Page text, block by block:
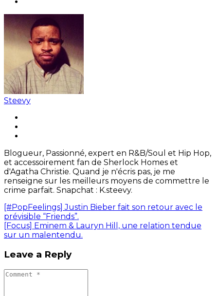
Steevy
Blogueur, Passionné, expert en R&B/Soul et Hip Hop,
et accessoirement fan de Sherlock Homes et
d'Agatha Christie. Quand je n'écris pas, je me
renseigne sur les meilleurs moyens de commettre le
crime parfait. Snapchat : K.steevy.
[#PopFeelings] Justin Bieber fait son retour avec le
prévisible “Friends”.
[Focus] Eminem & Lauryn Hill, une relation tendue
sur un malentendu.
Leave a Reply